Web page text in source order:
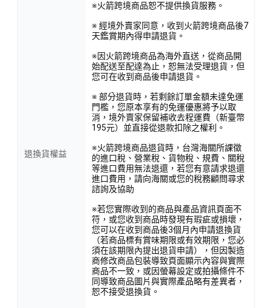
退換貨權益
※火箭跨境商品恕不提供換貨服務。
※ 經境外賣家同意，收到火箭跨境商品後7
天鑑賞期內得申請退貨。
※因火箭跨境商品為海外直送，從商品開
始配送至配達為止，恕無法受理退貨，但
您可在收到商品後申請退貨。
※ 部分退貨時，若剩餘訂單金額未達免運
門檻，您原本享有的免運優惠將予以取
消，境外賣家保留補收去程運費（新臺幣
195元）並直接從退款扣除之權利。
※火箭跨境商品退貨時，台灣海關所課徵
的進口稅、營業稅、貨物稅、規費、關稅
等進口費用無法退還，若您有意請求退還
進口費用，請向海關或您的稅務顧問尋求
諮詢及協助
※若您實際收到的商品與產品資訊頁面不
符，或您收到商品時發現有瑕疵或損壞，
您可以在收到商品後3個月內申請退換貨
（若商品標有賞味期限或有效期限，您必
須在該期限內提出退貨申請），但因製造
商修改商品包裝導致頁面顯示內容與實際
商品不一致，或因螢幕設定或拍攝條件不
同導致商品圖片與實際產品略有差異者，
恕不接受退換貨。